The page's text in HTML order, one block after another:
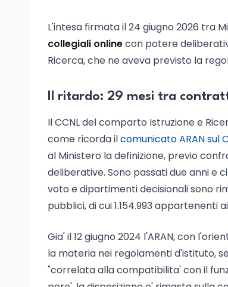
L'intesa firmata il 24 giugno 2026 tra
collegiali onlinecon potere
Ricerca, che ne aveva previsto la
Il ritardo: 29 mesi tra
Il CCNL del comparto Istruzione e
come ricorda ilcomunicato ARAN sul
al Ministero la definizione, previo
deliberative. Sono passati due anni e
voto e dipartimenti decisionali sono
pubblici, di cui 1.154.993 appartenenti
Gia' il 12 giugno 2024 l'ARAN, con
la materia nei regolamenti d'istituto,
"correlata alla compatibilita' con il